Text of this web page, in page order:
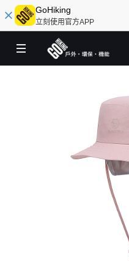
GoHiking
立刻使用官方APP